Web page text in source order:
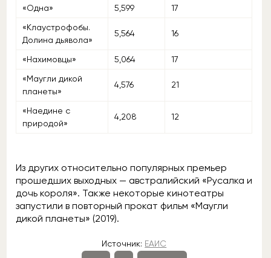
«Одна» 5,599
17
«Клаустрофобы.
Долина дьявола»
5,564 16
«Нахимовцы» 5,064
17
«Маугли дикой
планеты»
4,576 21
«Наедине с
природой»
4,208 12
Из других относительно популярных премьер
прошедших выходных — австралийский «Русалка и
дочь короля». Также некоторые кинотеатры
запустили в повторный прокат фильм «Маугли
дикой планеты» (2019).
Источник: ЕАИС